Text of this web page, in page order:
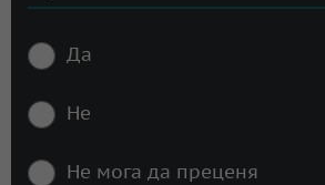
Да
Не
Не мога да преценя